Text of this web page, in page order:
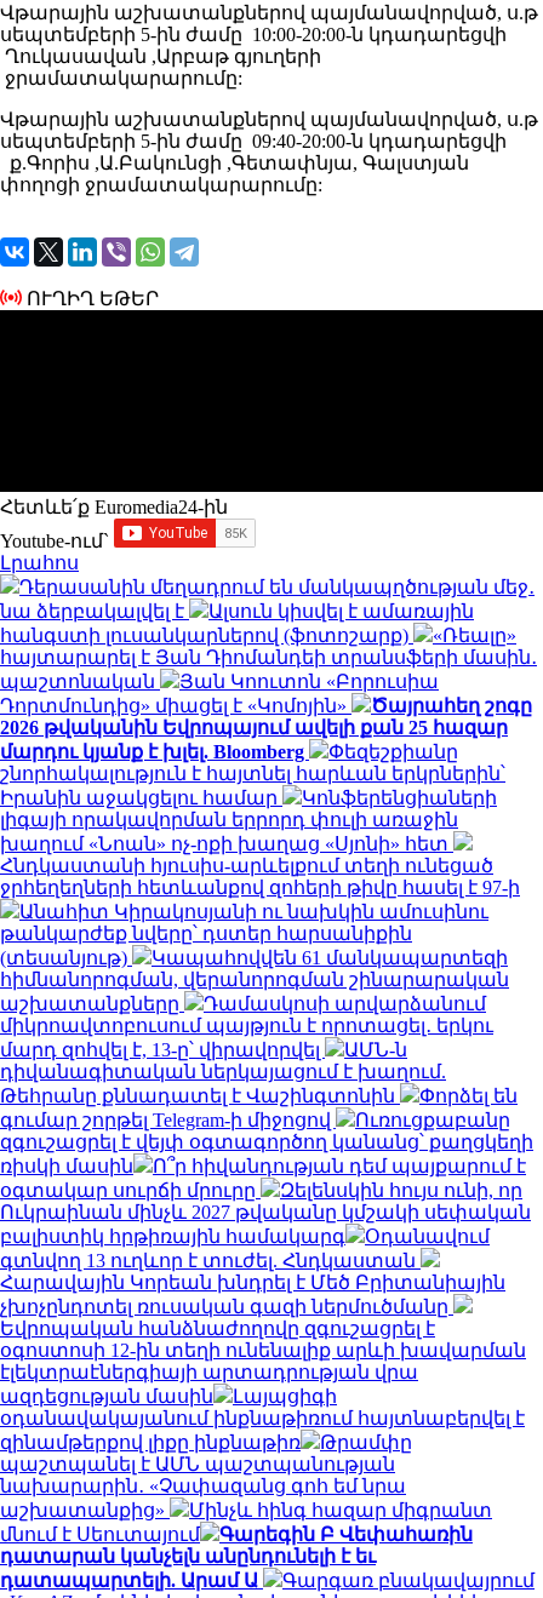
Վթարային աշխատանքներով պայմանավորված, ս.թ
սեպտեմբերի 5-ին ժամը 10:00-20:00-ն կդադարեցվի
Ղուկասավան ,Արբաթ գյուղերի
ջրամատակարարումը:
Վթարային աշխատանքներով պայմանավորված, ս.թ
սեպտեմբերի 5-ին ժամը 09:40-20:00-ն կդադարեցվի
ք.Գորիս ,Ա.Բակունցի ,Գետափնյա, Գալստյան
փողոցի ջրամատակարարումը:
ՈՒՂԻՂ ԵԹԵՐ
Հետևե՛ք Euromedia24-ին
Youtube-ում`
Լրահոս
Դերասանին մեղադրում են մանկապղծության մեջ․
նա ձերբակալվել է
Ալսուն կիսվել է ամառային
հանգստի լուսանկարներով (ֆոտոշարք)
«Ռեալը»
հայտարարել է Յան Դիոմանդեի տրանսֆերի մասին․
պաշտոնական
Յան Կոուտոն «Բորուսիա
Դորտմունդից» միացել է «Կոմոյին»
Ծայրահեղ շոգը
2026 թվականին Եվրոպայում ավելի քան 25 հազար
մարդու կյանք է խլել. Bloomberg
Փեզեշքիանը
շնորհակալություն է հայտնել հարևան երկրներին՝
Իրանին աջակցելու համար
Կոնֆերենցիաների
լիգայի որակավորման երրորդ փուլի առաջին
խաղում «Նոան» ոչ-ոքի խաղաց «Սյոնի» հետ
Հնդկաստանի հյուսիս-արևելքում տեղի ունեցած
ջրհեղեղների հետևանքով զոհերի թիվը հասել է 97-ի
Անահիտ Կիրակոսյանի ու նախկին ամուսինու
թանկարժեք նվերը՝ դստեր հարսանիքին
(տեսանյութ)
Կապահովվեն 61 մանկապարտեզի
հիմնանորոգման, վերանորոգման շինարարական
աշխատանքները
Դամասկոսի արվարձանում
միկրոավտոբուսում պայթյուն է որոտացել․ երկու
մարդ զոհվել է, 13-ը՝ վիրավորվել
ԱՄՆ-ն
դիվանագիտական ներկայացում է խաղում.
Թեհրանը քննադատել է Վաշինգտոնին
Փորձել են
գումար շորթել Telegram-ի միջոցով
Ուռուցքաբանը
զգուշացրել է վեյփ օգտագործող կանանց՝ քաղցկեղի
ռիսկի մասին
Ո՞ր հիվանդության դեմ պայքարում է
օգտակար սուրճի մրուրը
Զելենսկին հույս ունի, որ
Ուկրաինան մինչև 2027 թվականը կմշակի սեփական
բալիստիկ հրթիռային համակարգ
Օդանավում
գտնվող 13 ուղևոր է տուժել. Հնդկաստան
Հարավային Կորեան խնդրել է Մեծ Բրիտանիային
չխոչընդոտել ռուսական գազի ներմուծմանը
Եվրոպական հանձնաժողովը զգուշացրել է
օգոստոսի 12-ին տեղի ունենալիք արևի խավարման
էլեկտրաէներգիայի արտադրության վրա
ազդեցության մասին
Լայպցիգի
օդանավակայանում ինքնաթիռում հայտնաբերվել է
զինամթերքով լիքը ինքնաթիռ
Թրամփը
պաշտպանել է ԱՄՆ պաշտպանության
նախարարին․ «Չափազանց գոհ եմ նրա
աշխատանքից»
Մինչև հինգ հազար միգրանտ
մնում է Սեուտայում
Գարեգին Բ Վեփահառին
դատարան կանչելն անընդունելի է եւ
դատապարտելի. Արամ Ա
Գարգառ բնակավայրում